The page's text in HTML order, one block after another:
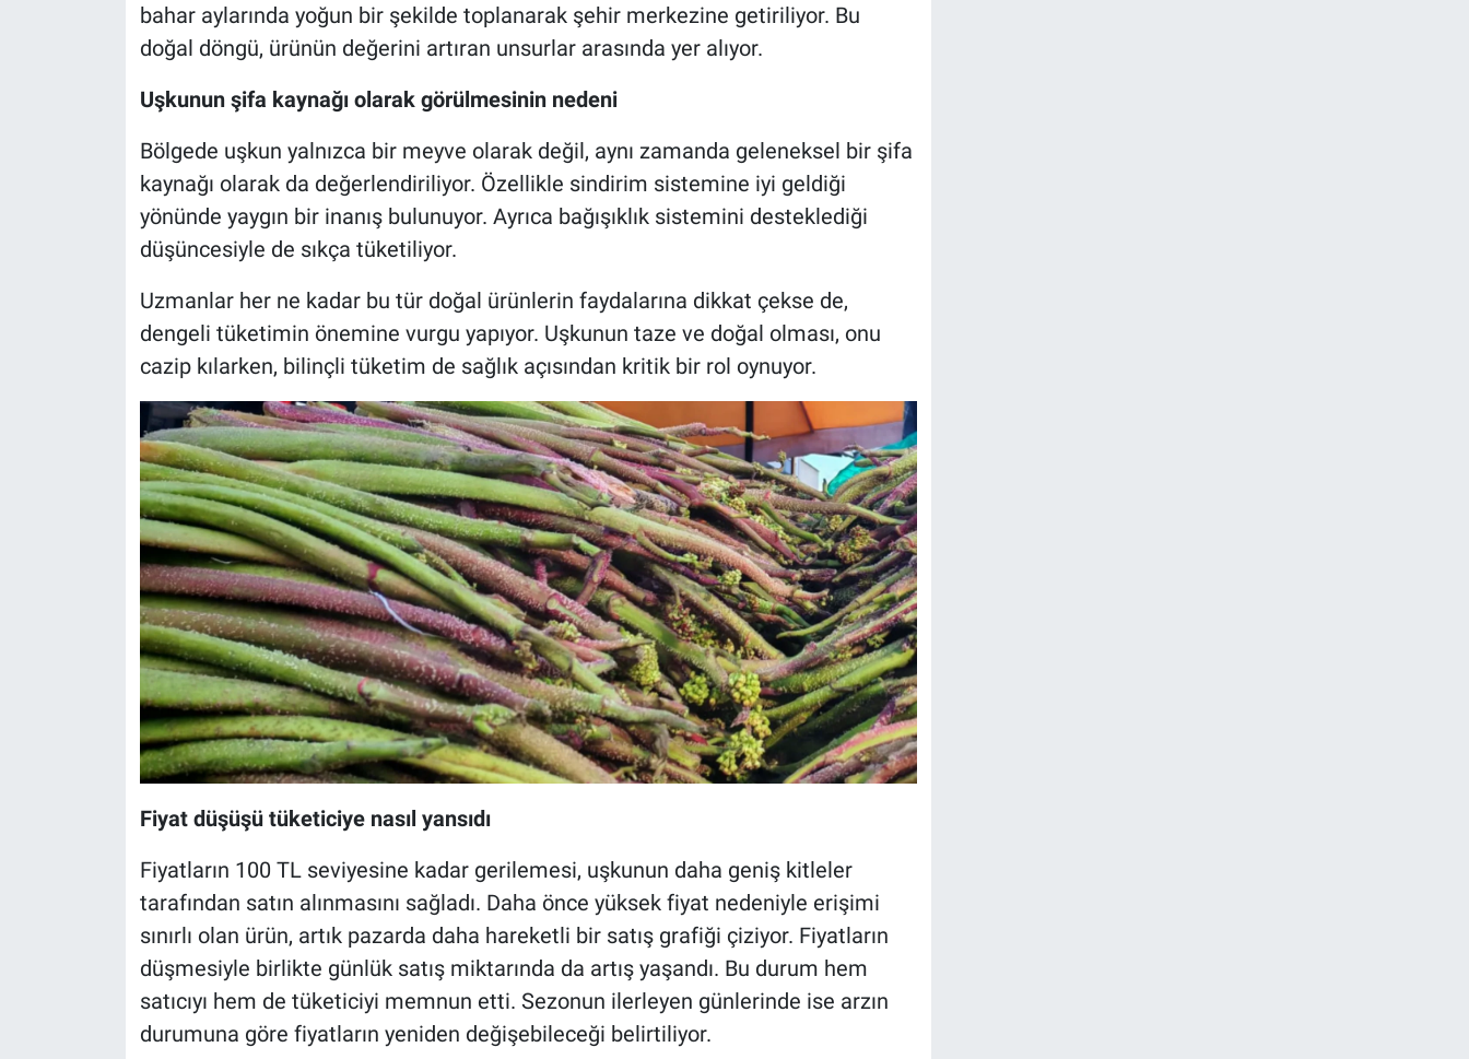
bahar aylarında yoğun bir şekilde toplanarak şehir merkezine getiriliyor. Bu
doğal döngü, ürünün değerini artıran unsurlar arasında yer alıyor.
Uşkunun şifa kaynağı olarak görülmesinin nedeni
Bölgede uşkun yalnızca bir meyve olarak değil, aynı zamanda geleneksel bir şifa
kaynağı olarak da değerlendiriliyor. Özellikle sindirim sistemine iyi geldiği
yönünde yaygın bir inanış bulunuyor. Ayrıca bağışıklık sistemini desteklediği
düşüncesiyle de sıkça tüketiliyor.
Uzmanlar her ne kadar bu tür doğal ürünlerin faydalarına dikkat çekse de,
dengeli tüketimin önemine vurgu yapıyor. Uşkunun taze ve doğal olması, onu
cazip kılarken, bilinçli tüketim de sağlık açısından kritik bir rol oynuyor.
Fiyat düşüşü tüketiciye nasıl yansıdı
Fiyatların 100 TL seviyesine kadar gerilemesi, uşkunun daha geniş kitleler
tarafından satın alınmasını sağladı. Daha önce yüksek fiyat nedeniyle erişimi
sınırlı olan ürün, artık pazarda daha hareketli bir satış grafiği çiziyor. Fiyatların
düşmesiyle birlikte günlük satış miktarında da artış yaşandı. Bu durum hem
satıcıyı hem de tüketiciyi memnun etti. Sezonun ilerleyen günlerinde ise arzın
durumuna göre fiyatların yeniden değişebileceği belirtiliyor.